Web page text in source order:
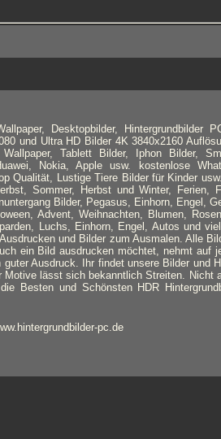
Desktopbilder, Hintergrundbilder
und Ultra HD Bilder 4K 3840x2160
Tablett Bilder, Iphon Bilder,
Nokia, Apple usw. kostenlose
Qualität, Lustige Tiere Bilder für Kinder
Sommer, Herbst und Winter, Ferien,
Bilder, Pegasus, Einhorn, Engel,
Advent, Weihnachten, Blumen,
Luchs, Einhorn, Engel, Autos und
und Bilder zum Ausmalen. Alle
ein Bild ausdrucken möchtet, nehmt auf
Ausdruck. Ihr findet unsere Bilder und
Motive lässt sich bekanntlich Streiten. Nicht
Besten und Schönsten HDR
pc.de